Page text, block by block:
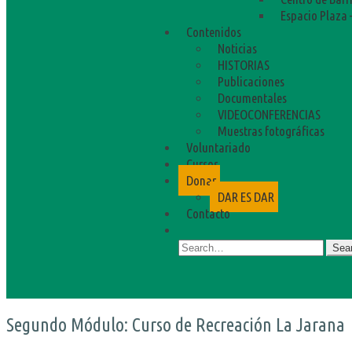
Espacio Plaza
Contenidos
Noticias
HISTORIAS
Publicaciones
Documentales
VIDEOCONFERENCIAS
Muestras fotográficas
Voluntariado
Cursos
Donar
DAR ES DAR
Contacto
Search
for:
Segundo Módulo: Curso de Recreación La Jarana